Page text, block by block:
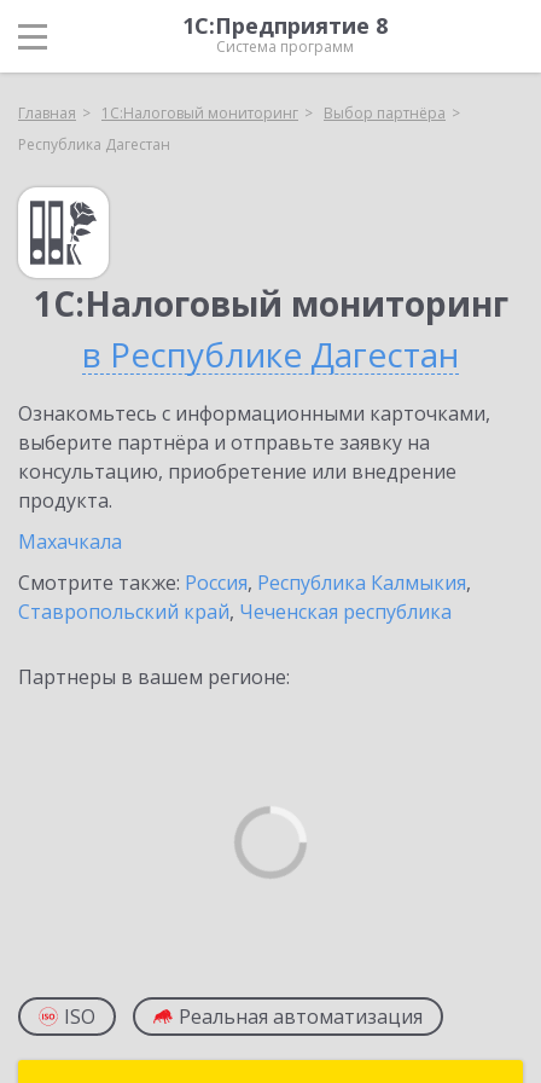
1С:Предприятие 8
Система программ
Главная 1С:Налоговый мониторинг
Выбор партнёра
Республика Дагестан
1С:Налоговый мониторинг
в Республике Дагестан
Ознакомьтесь с информационными карточками,
выберите партнёра и отправьте заявку на
консультацию, приобретение или внедрение
продукта.
Махачкала
Смотрите также: Россия, Республика Калмыкия,
Ставропольский край, Чеченская республика
Партнеры в вашем регионе:
ISO Реальная автоматизация